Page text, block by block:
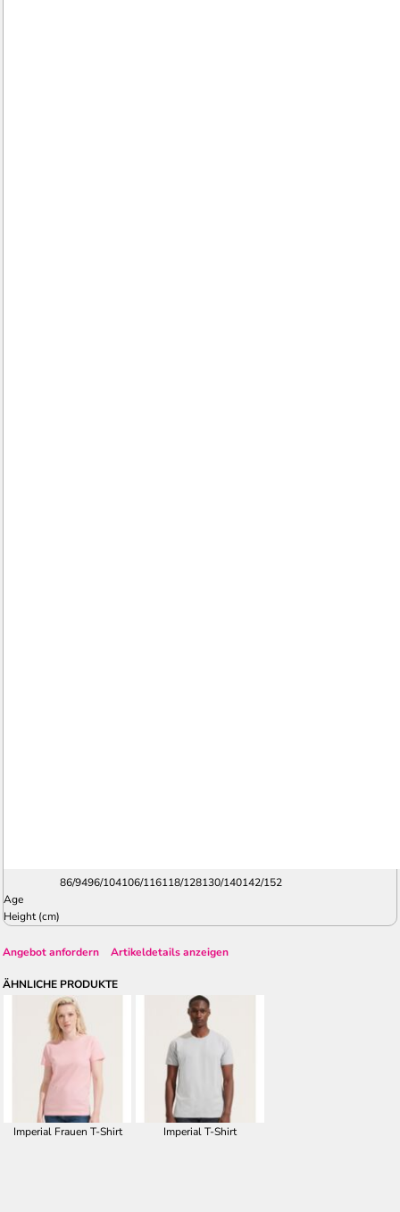
86/9496/104106/116118/128130/140142/152
Age
Height (cm)
Angebot anfordern Artikeldetails anzeigen
ÄHNLICHE PRODUKTE
Imperial Frauen T-Shirt Imperial T-Shirt